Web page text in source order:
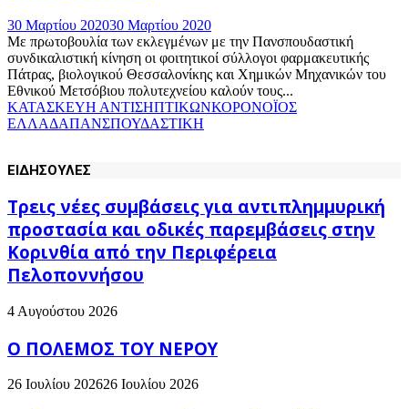
30 Μαρτίου 202030 Μαρτίου 2020
Με πρωτοβουλία των εκλεγμένων με την Πανσπουδαστική
συνδικαλιστική κίνηση οι φοιτητικοί σύλλογοι φαρμακευτικής
Πάτρας, βιολογικού Θεσσαλονίκης και Χημικών Μηχανικών του
Εθνικού Μετσόβιου πολυτεχνείου καλούν τους...
ΚΑΤΑΣΚΕΥΗ ΑΝΤΙΣΗΠΤΙΚΩΝΚΟΡΟΝΟΪΟΣ
ΕΛΛΑΔΑΠΑΝΣΠΟΥΔΑΣΤΙΚΗ
ΕΙΔΗΣΟΥΛΕΣ
Τρεις νέες συμβάσεις για αντιπλημμυρική
προστασία και οδικές παρεμβάσεις στην
Κορινθία από την Περιφέρεια
Πελοποννήσου
4 Αυγούστου 2026
Ο ΠΟΛΕΜΟΣ ΤΟΥ ΝΕΡΟΥ
26 Ιουλίου 202626 Ιουλίου 2026